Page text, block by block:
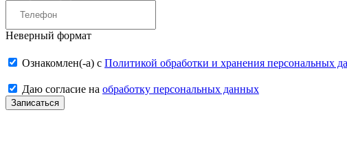
Неверный формат
Ознакомлен(-а) с Политикой обработки и хранения персональных
Даю согласие на обработку персональных данных
Записаться